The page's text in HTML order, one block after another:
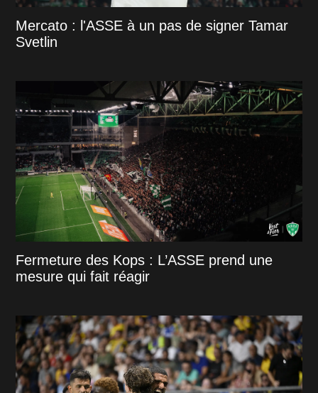
Mercato : l'ASSE à un pas de signer Tamar
Svetlin
Fermeture des Kops : L’ASSE prend une
mesure qui fait réagir